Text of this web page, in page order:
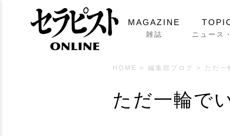
MAGAZINE
雑誌 ニュース
HOME > 編集部ブログ > ただ
ただ一輪で